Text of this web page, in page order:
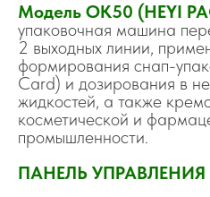
Модель OK50 (HEYI
упаковочная машина
2 выходных линии,
формирования снап-
Card) и дозирования в
жидкостей, а также
косметической и
промышленности.
ПАНЕЛЬ